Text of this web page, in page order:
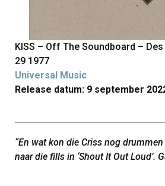
KISS – Off The Soundboard –
29 1977
Universal Music
Release datum: 9 september
“En wat kon die Criss nog
naar die fills in ‘Shout It Out Loud’.